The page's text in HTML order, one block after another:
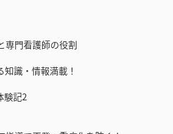
専門看護師の役割
識・情報満載！
験記2